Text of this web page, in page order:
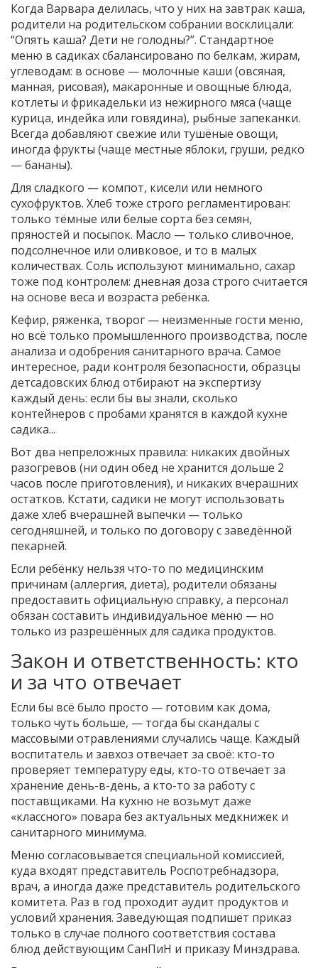
Когда Варвара делилась, что у них на завтрак каша,
родители на родительском собрании восклицали:
“Опять каша? Дети не голодны?”. Стандартное
меню в садиках сбалансировано по белкам, жирам,
углеводам: в основе — молочные каши (овсяная,
манная, рисовая), макаронные и овощные блюда,
котлеты и фрикадельки из нежирного мяса (чаще
курица, индейка или говядина), рыбные запеканки.
Всегда добавляют свежие или тушёные овощи,
иногда фрукты (чаще местные яблоки, груши, редко
— бананы).
Для сладкого — компот, кисели или немного
сухофруктов. Хлеб тоже строго регламентирован:
только тёмные или белые сорта без семян,
пряностей и посыпок. Масло — только сливочное,
подсолнечное или оливковое, и то в малых
количествах. Соль используют минимально, сахар
тоже под контролем: дневная доза строго считается
на основе веса и возраста ребёнка.
Кефир, ряженка, творог — неизменные гости меню,
но всё только промышленного производства, после
анализа и одобрения санитарного врача. Самое
интересное, ради контроля безопасности, образцы
детсадовских блюд отбирают на экспертизу
каждый день: если бы вы знали, сколько
контейнеров с пробами хранятся в каждой кухне
садика...
Вот два непреложных правила: никаких двойных
разогревов (ни один обед не хранится дольше 2
часов после приготовления), и никаких вчерашних
остатков. Кстати, садики не могут использовать
даже хлеб вчерашней выпечки — только
сегодняшней, и только по договору с заведённой
пекарней.
Если ребёнку нельзя что-то по медицинским
причинам (аллергия, диета), родители обязаны
предоставить официальную справку, а персонал
обязан составить индивидуальное меню — но
только из разрешённых для садика продуктов.
Закон и ответственность: кто
и за что отвечает
Если бы всё было просто — готовим как дома,
только чуть больше, — тогда бы скандалы с
массовыми отравлениями случались чаще. Каждый
воспитатель и завхоз отвечает за своё: кто-то
проверяет температуру еды, кто-то отвечает за
хранение день-в-день, а кто-то за работу с
поставщиками. На кухню не возьмут даже
«классного» повара без актуальных медкнижек и
санитарного минимума.
Меню согласовывается специальной комиссией,
куда входят представитель Роспотребнадзора,
врач, а иногда даже представитель родительского
комитета. Раз в год проходит аудит продуктов и
условий хранения. Заведующая подпишет приказ
только в случае полного соответствия состава
блюд действующим СанПиН и приказу Минздрава.